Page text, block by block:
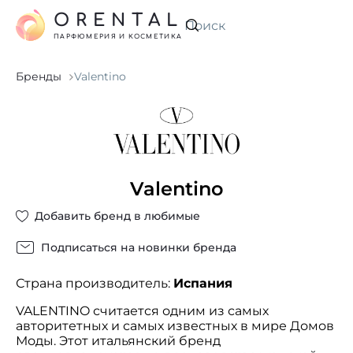
Искать
ORENTAL
ПАРФЮМЕРИЯ И КОСМЕТИКА
Бренды Valentino
Valentino
Добавить бренд в любимые
Подписаться на новинки бренда
Страна производитель: Испания
VALENTINO считается одним из самых
авторитетных и самых известных в мире Домов
Моды. Этот итальянский бренд